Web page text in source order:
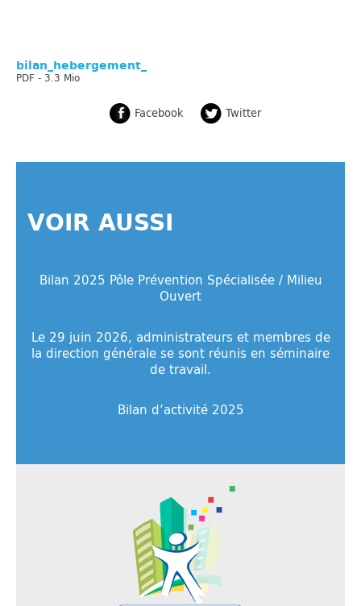
bilan_hebergement_
PDF - 3.3 Mio
Facebook Twitter
VOIR AUSSI
Bilan 2025 Pôle Prévention Spécialisée / Milieu
Ouvert
Le 29 juin 2026, administrateurs et membres de
la direction générale se sont réunis en séminaire
de travail.
Bilan d’activité 2025